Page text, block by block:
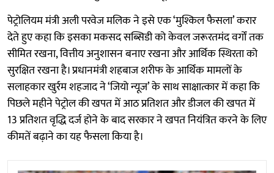
पेट्रोलियम मंत्री अली परवेज मलिक ने इसे एक ‘मुश्किल फैसला’ करार
देते हुए कहा कि इसका मकसद सब्सिडी को केवल जरूरतमंद वर्गों तक
सीमित रखना, वित्तीय अनुशासन बनाए रखना और आर्थिक स्थिरता को
सुरक्षित रखना है। प्रधानमंत्री शहबाज शरीफ के आर्थिक मामलों के
सलाहकार खुर्रम शहजाद ने ‘जियो न्यूज’ के साथ साक्षात्कार में कहा कि
पिछले महीने पेट्रोल की खपत में आठ प्रतिशत और डीजल की खपत में
13 प्रतिशत वृद्धि दर्ज होने के बाद सरकार ने खपत नियंत्रित करने के लिए
कीमतें बढ़ाने का यह फैसला किया है।